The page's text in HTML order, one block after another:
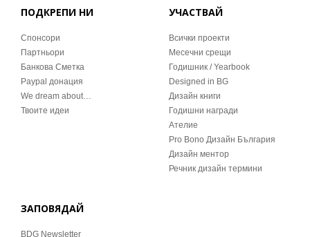
ПОДКРЕПИ НИ
Спонсори
Партньори
Банкова Сметка
Paypal донация
We dream about…
Твоите идеи
УЧАСТВАЙ
Всички проекти
Месечни срещи
Годишник / Yearbook
Designed in BG
Дизайн книги
Годишни награди
Ателие
Pro Bono Дизайн България
Дизайн ментор
Речник дизайн термини
ЗАПОВЯДАЙ
BDG Newsletter